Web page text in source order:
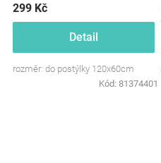
299 Kč
Detail
rozměr: do postýlky 120x60cm
Kód: 81374401